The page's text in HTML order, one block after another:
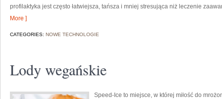
profilaktyka jest często łatwiejsza, tańsza i mniej stresująca niż leczenie
More ]
CATEGORIES: NOWE TECHNOLOGIE
Lody wegańskie
Speed-Ice to miejsce, w której miłość do